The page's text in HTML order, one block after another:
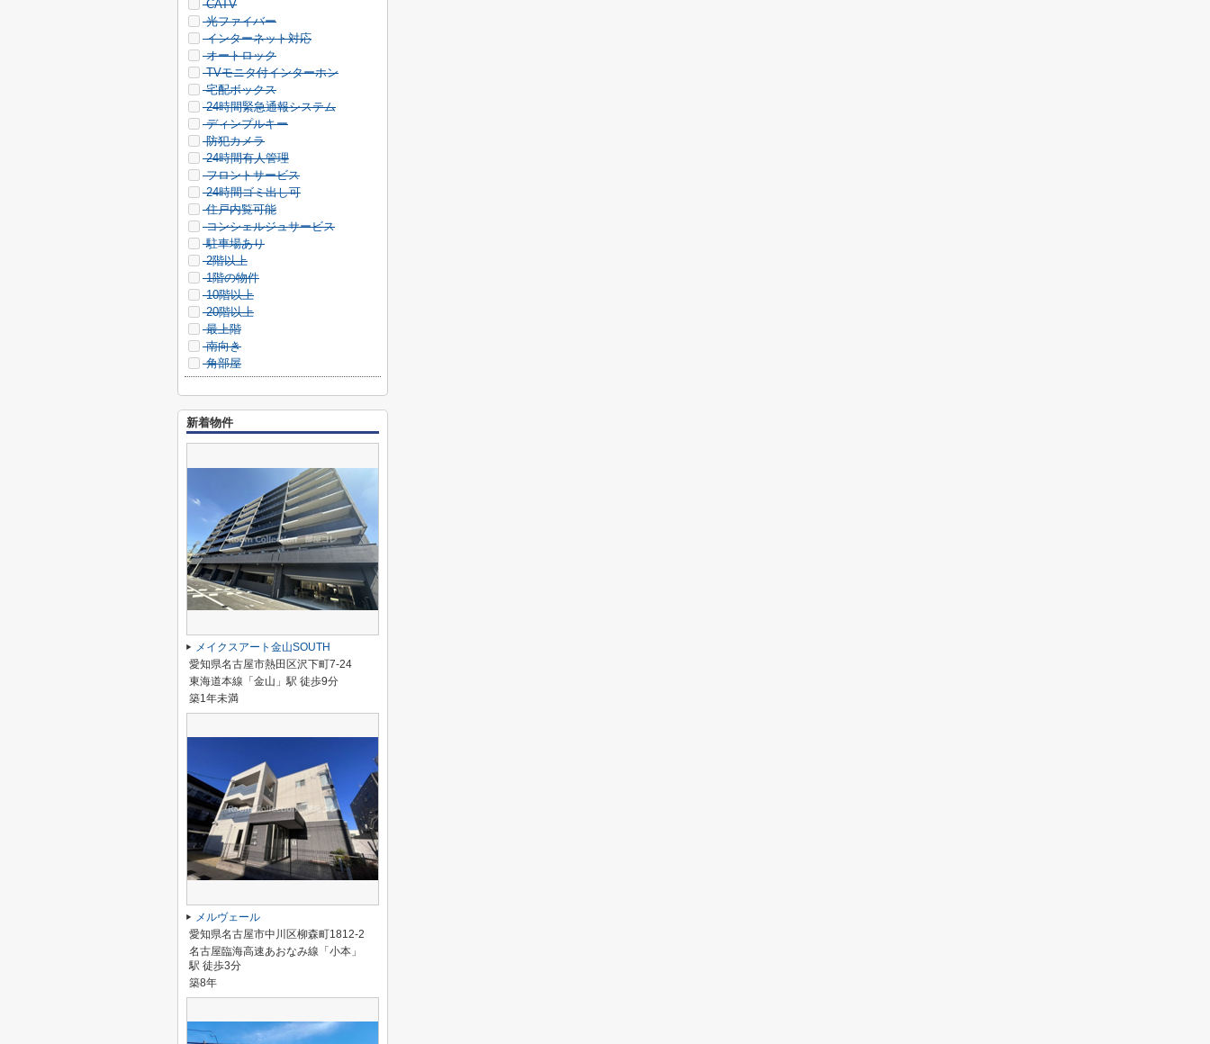
CATV
光ファイバー
インターネット対応
オートロック
TVモニタ付インターホン
宅配ボックス
24時間緊急通報システム
ディンプルキー
防犯カメラ
24時間有人管理
フロントサービス
24時間ゴミ出し可
住戸内覧可能
コンシェルジュサービス
駐車場あり
2階以上
1階の物件
10階以上
20階以上
最上階
南向き
角部屋
新着物件
メイクスアート金山SOUTH
愛知県名古屋市熱田区沢下町7-24
東海道本線「金山」駅 徒歩9分
築1年未満
メルヴェール
愛知県名古屋市中川区柳森町1812-2
名古屋臨海高速あおなみ線「小本」
駅 徒歩3分
築8年